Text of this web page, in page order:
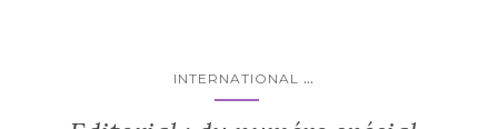
INTERNATIONAL ...